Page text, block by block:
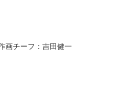
画チーフ：吉田健一